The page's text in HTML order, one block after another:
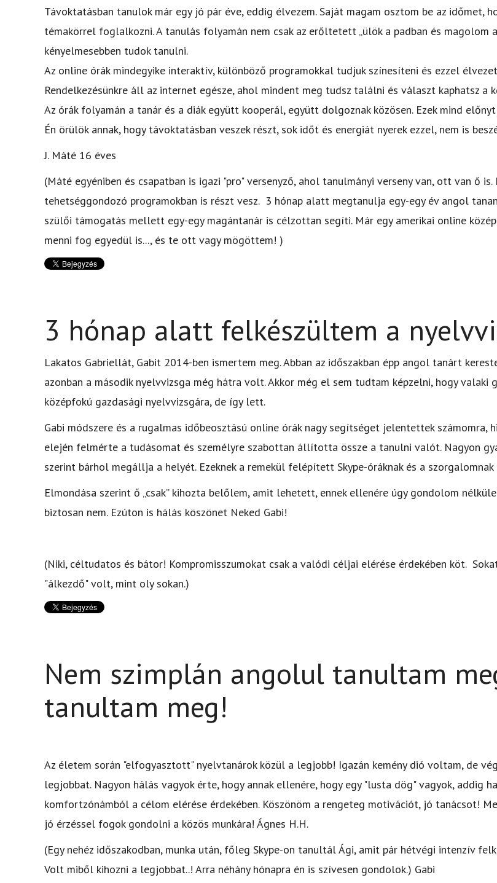
Távoktatásban tanulok már egy jó pár éve, eddig élvezem. Saját magam osztom be az időmet,
témakörrel foglalkozni. A tanulás folyamán nem csak az erőltetett „ülök a padban és magolom
kényelmesebben tudok tanulni.
Az online órák mindegyike interaktív, különböző programokkal tudjuk színesíteni és ezzel
Rendelkezésünkre áll az internet egésze, ahol mindent meg tudsz találni és választ kaphatsz a
Az órák folyamán a tanár és a diák együtt kooperál, együtt dolgoznak közösen. Ezek mind
Én örülök annak, hogy távoktatásban veszek részt, sok időt és energiát nyerek ezzel, nem is
J. Máté 16 éves
(Máté egyéniben és csapatban is igazi "pro" versenyző, ahol tanulmányi verseny van, ott van ő
tehetséggondozó programokban is részt vesz. 3 hónap alatt megtanulja egy-egy év angol
szülői támogatás mellett egy-egy magántanár is célzottan segíti. Már egy amerikai online
menni fog egyedül is..., és te ott vagy mögöttem! )
3 hónap alatt felkészültem a
Lakatos Gabriellát, Gabit 2014-ben ismertem meg. Abban az időszakban épp angol tanárt
azonban a második nyelvvizsga még hátra volt. Akkor még el sem tudtam képzelni, hogy
középfokú gazdasági nyelvvizsgára, de így lett.
Gabi módszere és a rugalmas időbeosztású online órák nagy segítséget jelentettek számomra,
elején felmérte a tudásomat és személyre szabottan állította össze a tanulni valót. Nagyon
szerint bárhol megállja a helyét. Ezeknek a remekül felépített Skype-óráknak és a
Elmondása szerint ő „csak” kihozta belőlem, amit lehetett, ennek ellenére úgy gondolom
biztosan nem. Ezúton is hálás köszönet Neked Gabi!
(Niki, céltudatos és bátor! Kompromisszumokat csak a valódi céljai elérése érdekében köt.
"álkezdő" volt, mint oly sokan.)
Nem szimplán angolul tanultam
tanultam meg!
Az életem során "elfogyasztott" nyelvtanárok közül a legjobb! Igazán kemény dió voltam, de
legjobbat. Nagyon hálás vagyok érte, hogy annak ellenére, hogy egy "lusta dög" vagyok, addig
komfortzónámból a célom elérése érdekében. Köszönöm a rengeteg motivációt, jó tanácsot!
jó érzéssel fogok gondolni a közös munkára! Ágnes H.H.
(Egy nehéz időszakodban, munka után, főleg Skype-on tanultál Ági, amit pár hétvégi intenzív
Volt miből kihozni a legjobbat..! Arra néhány hónapra én is szívesen gondolok.) Gabi